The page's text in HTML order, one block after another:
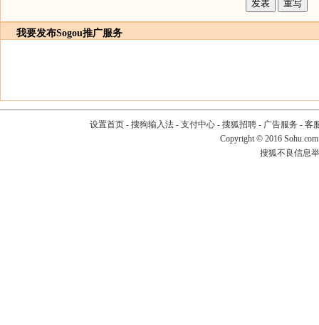
我要发布Sogou推广服务
设置首页- 搜狗输入法- 支付中心- 搜狐招聘- 广告服务 - 客
Copyright © 2016
搜狐不良信息